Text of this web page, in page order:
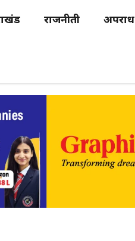
राजनीती अपराध